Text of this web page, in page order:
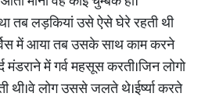
तब लड़कियां उसे ऐसे घेरे रहती थी
में आया तब उसके साथ काम करने
मंडराने में गर्व महसूस करती।जिन लोगो
थी।वे लोग उससे जलते थे।ईर्ष्या करते